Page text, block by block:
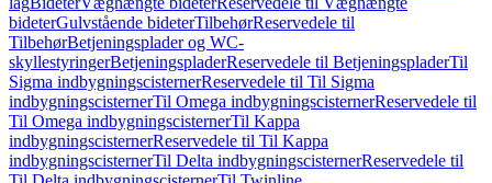
bideterGulvstående bideterTilbehørReservedele til
TilbehørBetjeningsplader og WC-
skyllestyringerBetjeningspladerReservedele til BetjeningspladerTil
Sigma indbygningscisternerReservedele til Til Sigma
indbygningscisternerTil Omega indbygningscisternerReservedele til
Til Omega indbygningscisternerTil Kappa
indbygningscisternerReservedele til Til Kappa
indbygningscisternerTil Delta indbygningscisternerReservedele til